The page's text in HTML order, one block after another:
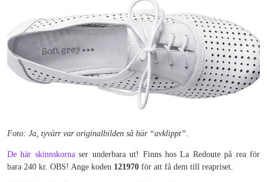
Foto: Ja, tyvärr var originalbilden så här “avklippt”.
De här skinnskornaser underbara ut! Finns hos La Redoute på rea för
bara 240 kr. OBS! Ange koden 121970 för att få dem till reapriset.